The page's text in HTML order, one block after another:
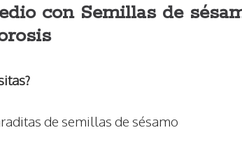
con Semillas de
de semillas de sésamo